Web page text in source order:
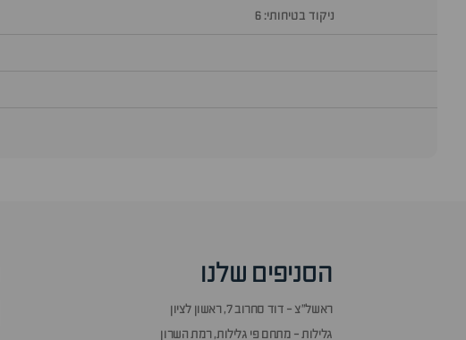
ניקוד בטיחותי: 6
הסניפים שלנו
ראשל״צ - דוד סחרוב 7, ראשון לציון
גלילות - מתחם פי גלילות, רמת השרון